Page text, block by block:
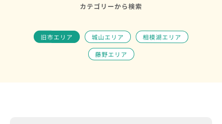
カテゴリーから検索
旧市エリア 城山エリア 相模湖エリア
藤野エリア